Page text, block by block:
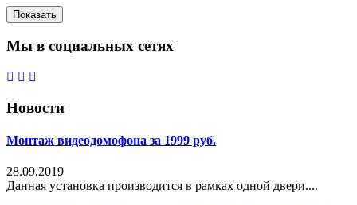
пластик
Мы в социальных сетях
Новости
Монтаж видеодомофона за 1999 руб.
28.09.2019
Данная установка производится в рамках одной двери....